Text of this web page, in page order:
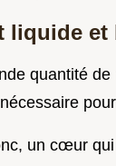
liquide et
quantité
un cœur